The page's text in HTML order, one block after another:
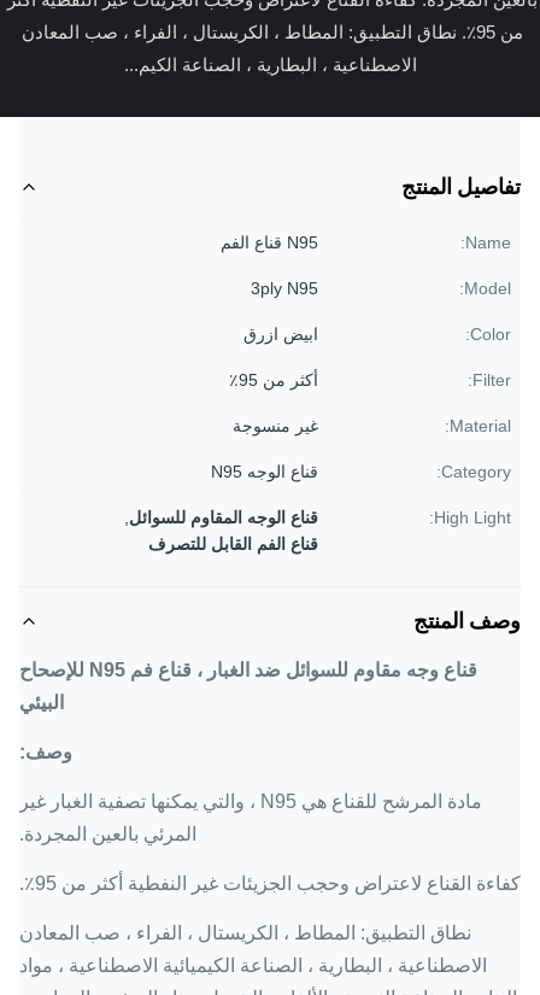
الاصطناعية ، البطارية ، الصناعة الكيم...
تفاصيل المنتج
Name: N95 قناع الفم
Model:
3ply N95
Color: ابيض ازرق
Filter: أكثر من 95٪
Material: غير منسوجة
Category: قناع الوجه N95
High Light: قناع الوجه المقاوم للسوائل
قناع الفم القابل للتصرف
وصف المنتج
قناع وجه مقاوم للسوائل ضد الغبار ، قناع فم N95 للإصحاح
البيئي
وصف:
مادة المرشح للقناع هي N95 ، والتي يمكنها تصفية الغبار غير
المرئي بالعين المجردة.
كفاءة القناع لاعتراض وحجب الجزيئات غير النفطية أكثر من 95٪.
نطاق التطبيق: المطاط ، الكريستال ، الفراء ، صب المعادن
الاصطناعية ، البطارية ، الصناعة الكيميائية الاصطناعية ، مواد